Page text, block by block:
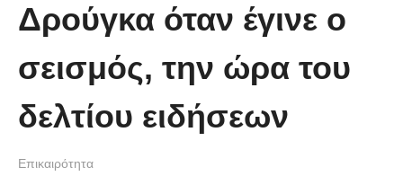
πρώτη στιγμή και συγκίνησε το
νοηματική με ένα μικρό κορίτσι
Δρούγκα όταν έγινε ο
σεισμός, την ώρα του
δελτίου ειδήσεων
Επικαιρότητα